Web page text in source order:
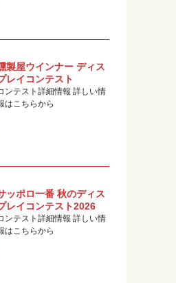
製屋ウインナー ディス
レイコンテスト
ンテスト詳細情報 詳しい情
はこちらから
ッポロ一番 秋のディス
レイコンテスト2026
ンテスト詳細情報 詳しい情
はこちらから